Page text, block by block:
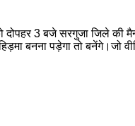
3 बजे सरगुजा जिले की
बनना पड़ेगा तो बनेंगे।जो